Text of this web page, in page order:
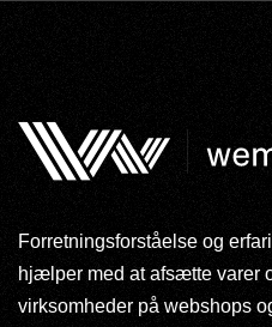
Forretningsforståelse og
hjælper med at afsætte varer
virksomheder på webshops